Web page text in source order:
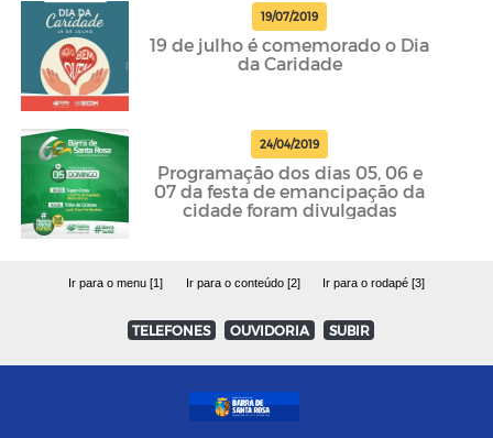
19/07/2019
19 de julho é comemorado o Dia
da Caridade
24/04/2019
Programação dos dias 05, 06 e
07 da festa de emancipação da
cidade foram divulgadas
Ir para o menu [1] Ir para o conteúdo [2] Ir para o rodapé [3]
TELEFONES OUVIDORIA SUBIR